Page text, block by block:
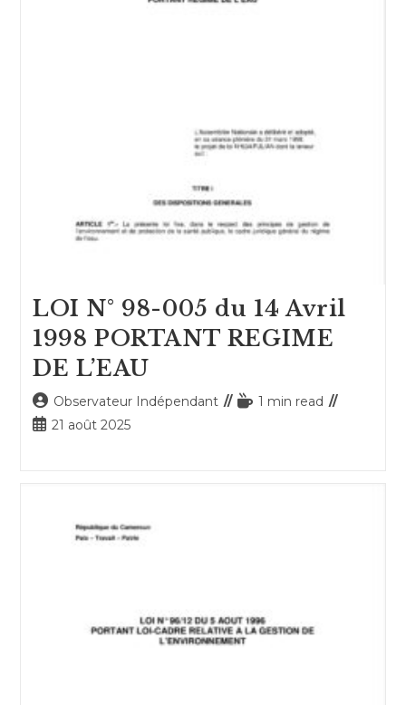
LOI N° 98-005 du 14 Avril
1998 PORTANT REGIME
DE L’EAU
Auteur/autrice
de
Observateur Indépendant
Temps1 min read
Publication
21 août 2025